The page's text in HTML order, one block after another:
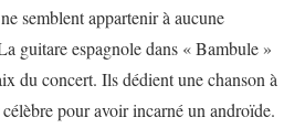
semblent appartenir à aucune
guitare espagnole dans « Bambule »
du concert. Ils dédient une chanson à
pour avoir incarné un androïde.